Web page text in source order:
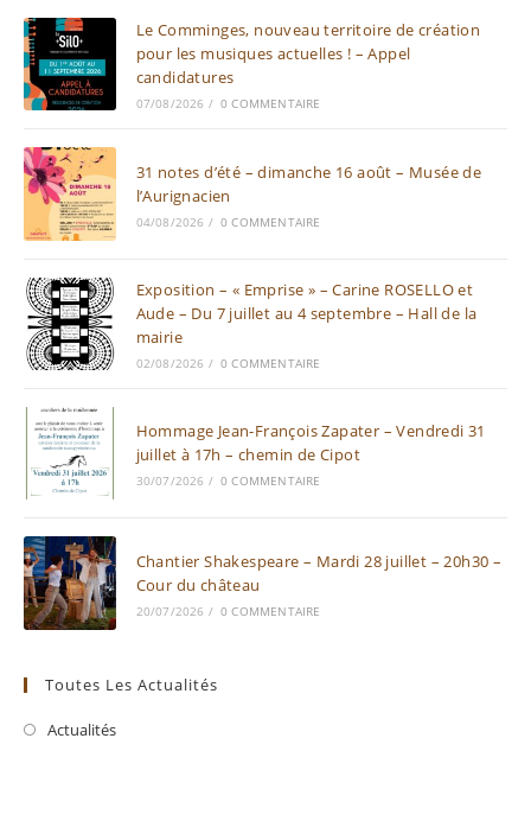
Le Comminges, nouveau territoire de création
pour les musiques actuelles ! – Appel
candidatures
07/08/2026 / 0 COMMENTAIRE
31 notes d’été – dimanche 16 août – Musée de
l’Aurignacien
04/08/2026 / 0 COMMENTAIRE
Exposition – « Emprise » – Carine ROSELLO et
Aude – Du 7 juillet au 4 septembre – Hall de la
mairie
02/08/2026 / 0 COMMENTAIRE
Hommage Jean-François Zapater – Vendredi 31
juillet à 17h – chemin de Cipot
30/07/2026 / 0 COMMENTAIRE
Chantier Shakespeare – Mardi 28 juillet – 20h30 –
Cour du château
20/07/2026 / 0 COMMENTAIRE
Toutes Les Actualités
Actualités